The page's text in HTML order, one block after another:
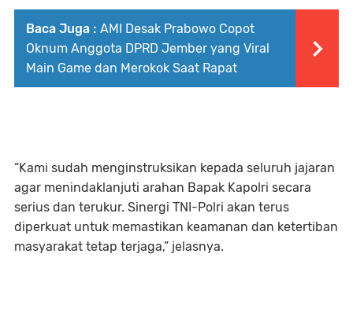
Baca Juga : AMI Desak Prabowo Copot
Oknum Anggota DPRD Jember yang Viral
Main Game dan Merokok Saat Rapat
“Kami sudah menginstruksikan kepada seluruh jajaran
agar menindaklanjuti arahan Bapak Kapolri secara
serius dan terukur. Sinergi TNI-Polri akan terus
diperkuat untuk memastikan keamanan dan ketertiban
masyarakat tetap terjaga,” jelasnya.